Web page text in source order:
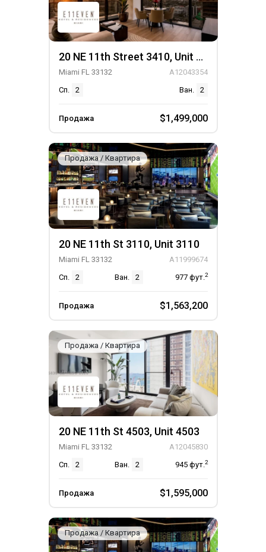
20 NE 11th Street 3410, Unit 3410
Miami FL 33132
A12043354
Сп.
2 Ван. 2
Продажа $1,499,000
Продажа / Квартира
20 NE 11th St 3110, Unit 3110
Miami FL 33132
A11999674
Сп.
2 Ван. 2 977 фут.2
Продажа $1,563,200
Продажа / Квартира
20 NE 11th St 4503, Unit 4503
Miami FL 33132
A12045830
Сп.
2 Ван. 2 945 фут.2
Продажа $1,595,000
Продажа / Квартира